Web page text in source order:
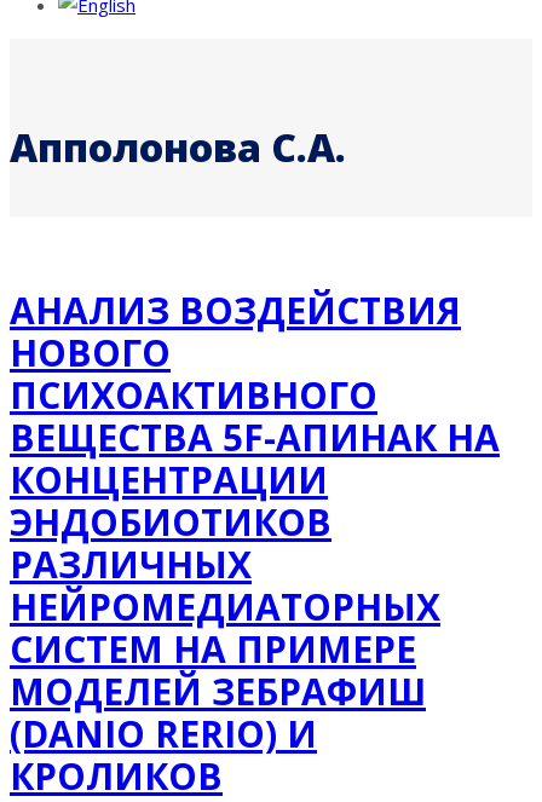
Апполонова С.А.
АНАЛИЗ ВОЗДЕЙСТВИЯ
НОВОГО
ПСИХОАКТИВНОГО
ВЕЩЕСТВА 5F-АПИНАК НА
КОНЦЕНТРАЦИИ
ЭНДОБИОТИКОВ
РАЗЛИЧНЫХ
НЕЙРОМЕДИАТОРНЫХ
СИСТЕМ НА ПРИМЕРЕ
МОДЕЛЕЙ ЗЕБРАФИШ
(DANIO RERIO) И
КРОЛИКОВ